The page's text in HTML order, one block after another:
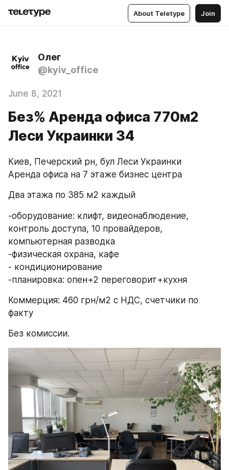
About Teletype Join
Олег
@kyiv_office
June 8, 2021
Без% Аренда офиса 770м2
Леси Украинки 34
Киев, Печерский рн, бул Леси Украинки
Аренда офиса на 7 этаже бизнес центра
Два этажа по 385 м2 каждый
-оборудование: клифт, видеонаблюдение,
контроль доступа, 10 провайдеров,
компьютерная разводка
-физическая охрана, кафе
- кондиционирование
-планировка: опен+2 переговорит+кухня
Коммерция: 460 грн/м2 с НДС, счетчики по
факту
Без комиссии.